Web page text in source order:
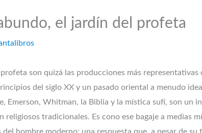
el jardín del profeta
son quizá las producciones más
del siglo XX y un pasado oriental a menudo
Emerson, Whitman, la Biblia y la mística sufí, son un
tradicionales. Es cono ese bagaje a medias